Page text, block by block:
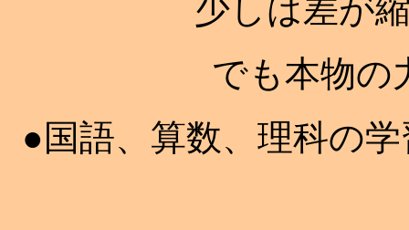
少しは差が
でも本物の
●国語、算数、理科の